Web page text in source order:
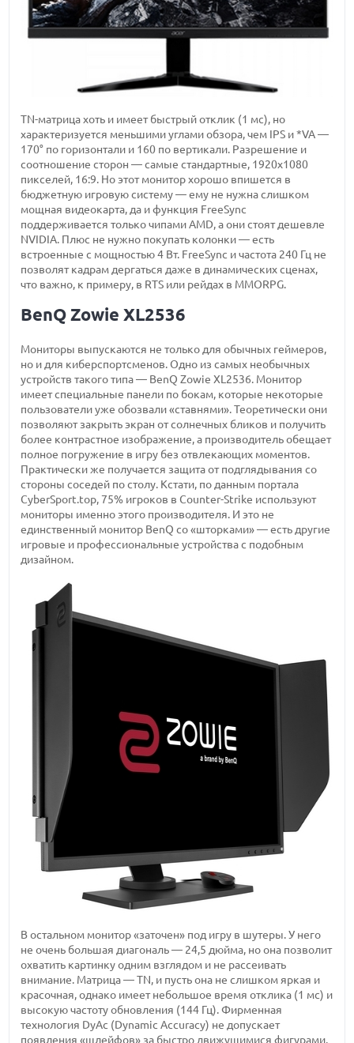
TN-матрица хоть и имеет быстрый отклик (1 мс), но
характеризуется меньшими углами обзора, чем IPS и *VA —
170° по горизонтали и 160 по вертикали. Разрешение и
соотношение сторон — самые стандартные, 1920х1080
пикселей, 16:9. Но этот монитор хорошо впишется в
бюджетную игровую систему — ему не нужна слишком
мощная видеокарта, да и функция FreeSync
поддерживается только чипами AMD, а они стоят дешевле
NVIDIA. Плюс не нужно покупать колонки — есть
встроенные с мощностью 4 Вт. FreeSync и частота 240 Гц не
позволят кадрам дергаться даже в динамических сценах,
что важно, к примеру, в RTS или рейдах в MMORPG.
BenQ Zowie XL2536
Мониторы выпускаются не только для обычных геймеров,
но и для киберспортсменов. Одно из самых необычных
устройств такого типа — BenQ Zowie XL2536. Монитор
имеет специальные панели по бокам, которые некоторые
пользователи уже обозвали «ставнями». Теоретически они
позволяют закрыть экран от солнечных бликов и получить
более контрастное изображение, а производитель обещает
полное погружение в игру без отвлекающих моментов.
Практически же получается защита от подглядывания со
стороны соседей по столу. Кстати, по данным портала
CyberSport.top, 75% игроков в Counter-Strike используют
мониторы именно этого производителя. И это не
единственный монитор BenQ со «шторками» — есть другие
игровые и профессиональные устройства с подобным
дизайном.
В остальном монитор «заточен» под игру в шутеры. У него
не очень большая диагональ — 24,5 дюйма, но она позволит
охватить картинку одним взглядом и не рассеивать
внимание. Матрица — TN, и пусть она не слишком яркая и
красочная, однако имеет небольшое время отклика (1 мс) и
высокую частоту обновления (144 Гц). Фирменная
технология DyAc (Dynamic Accuracy) не допускает
появления «шлейфов» за быстро движущимися фигурами.